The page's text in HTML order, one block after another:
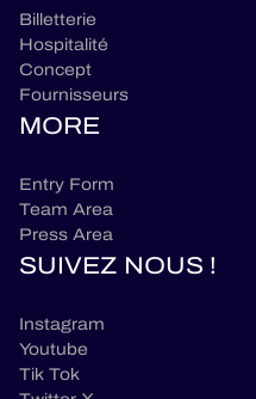
Billetterie
Hospitalité
Concept
Fournisseurs
MORE
Entry Form
Team Area
Press Area
SUIVEZ NOUS !
Instagram
Youtube
Tik Tok